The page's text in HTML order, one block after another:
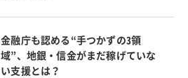
金融庁も認める“手つかずの3領
域”、地銀・信金がまだ稼げていな
い支援とは？